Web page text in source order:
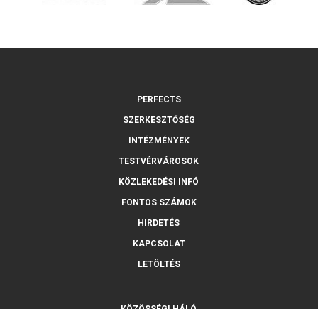
PERFECTS
SZERKESZTŐSÉG
INTÉZMÉNYEK
TESTVÉRVÁROSOK
KÖZLEKEDÉSI INFÓ
FONTOS SZÁMOK
HIRDETÉS
KAPCSOLAT
LETÖLTÉS